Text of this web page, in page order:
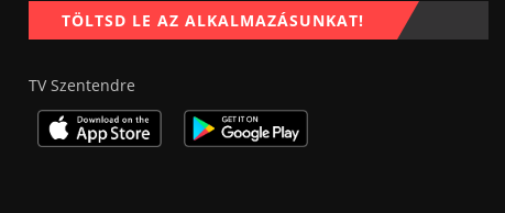
TÖLTSD LE AZ ALKALMAZÁSUNKAT!
TV Szentendre